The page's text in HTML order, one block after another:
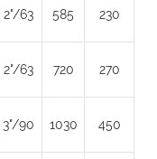
2"/63 585 230
2"/63 720 270
3"/90 1030 450